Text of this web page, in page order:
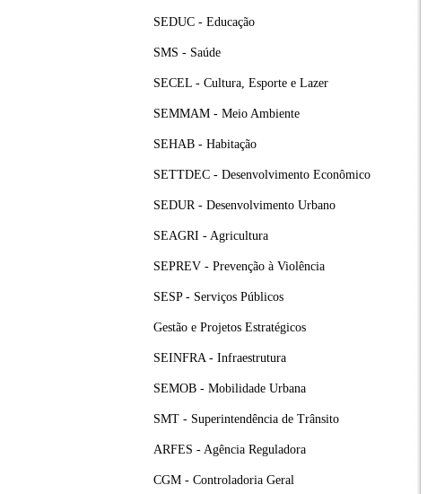
SEDUC - Educação
SMS - Saúde
SECEL - Cultura, Esporte e Lazer
SEMMAM - Meio Ambiente
SEHAB - Habitação
SETTDEC - Desenvolvimento Econômico
SEDUR - Desenvolvimento Urbano
SEAGRI - Agricultura
SEPREV - Prevenção à Violência
SESP - Serviços Públicos
Gestão e Projetos Estratégicos
SEINFRA - Infraestrutura
SEMOB - Mobilidade Urbana
SMT - Superintendência de Trânsito
ARFES - Agência Reguladora
CGM - Controladoria Geral